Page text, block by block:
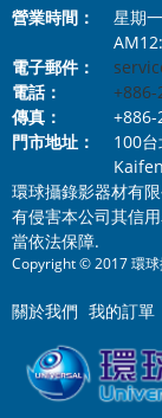
營業時間：
星期
電子郵件：
電話：
+886-
傳真：
+886-
門市地址：
100
環球攝錄影器材有
有侵害本公司其信
當依法保障.
Copyright © 2017 環球
關於我們 我的訂單